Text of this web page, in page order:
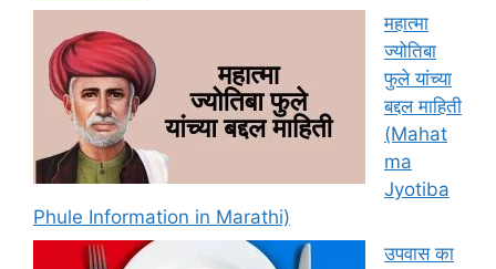
महात्मा
ज्योतिबा
फुले यांच्या
बद्दल माहिती
(Mahat
ma
Jyotiba
Phule Information in Marathi)
उपवास का